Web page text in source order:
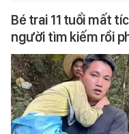
Bé trai 11 tuổi mất
người tìm kiếm rồi